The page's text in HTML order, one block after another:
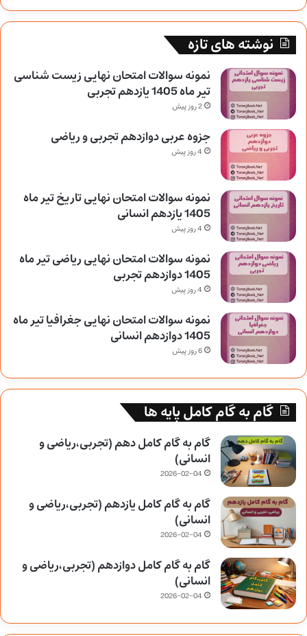
نوشته های تازه
نمونه سوالات امتحان نهایی زیست شناسی
تیر ماه 1405 یازدهم تجربی
2 روز پیش
جزوه عربی دوازدهم تجربی و ریاضی
4 روز پیش
نمونه سوالات امتحان نهایی تاریخ تیر ماه
1405 یازدهم انسانی
4 روز پیش
نمونه سوالات امتحان نهایی ریاضی تیر ماه
1405 دوازدهم تجربی
4 روز پیش
نمونه سوالات امتحان نهایی جغرافیا تیر ماه
1405 دوازدهم انسانی
6 روز پیش
گام به گام کامل پایه ها
گام به گام کامل دهم (تجربی،ریاضی و
انسانی)
2026-02-04
گام به گام کامل یازدهم (تجربی،ریاضی و
انسانی)
2026-02-04
گام به گام کامل دوازدهم (تجربی،ریاضی و
انسانی)
2026-02-04